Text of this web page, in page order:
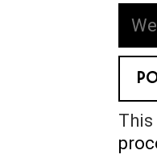
This